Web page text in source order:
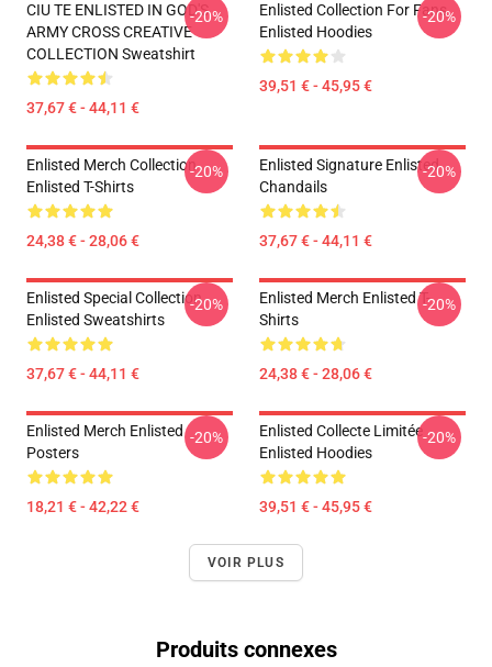
CIU TE ENLISTED IN GOD'S
ARMY CROSS CREATIVE
COLLECTION Sweatshirt
37,67 € - 44,11 €
-20%
Enlisted Collection For Fans
Enlisted Hoodies
39,51 € - 45,95 €
-20%
Enlisted Merch Collection
Enlisted T-Shirts
24,38 € - 28,06 €
-20%
Enlisted Signature Enlisted
Chandails
37,67 € - 44,11 €
-20%
Enlisted Special Collection
Enlisted Sweatshirts
37,67 € - 44,11 €
-20%
Enlisted Merch Enlisted T-
Shirts
24,38 € - 28,06 €
-20%
Enlisted Merch Enlisted
Posters
18,21 € - 42,22 €
-20%
Enlisted Collecte Limitée
Enlisted Hoodies
39,51 € - 45,95 €
-20%
VOIR PLUS
Produits connexes